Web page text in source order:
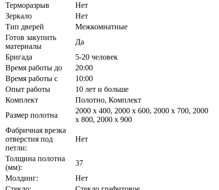
Терморазрыв
Нет
Зеркало
Нет
Тип дверей
Межкомнатные
Готов закупить
материалы
Да
Бригада
5-20 человек
Время работы до
20:00
Время работы с
10:00
Опыт работы
10 лет и больше
Комплект
Полотно, Комплект
Размер полотна
2000 х 400, 2000 х 600, 2000 х 700, 2000
х 800, 2000 х 900
Фабричная врезка
отверстия под
петли:
Нет
Толщина полотна
(мм):
37
Молдинг:
Нет